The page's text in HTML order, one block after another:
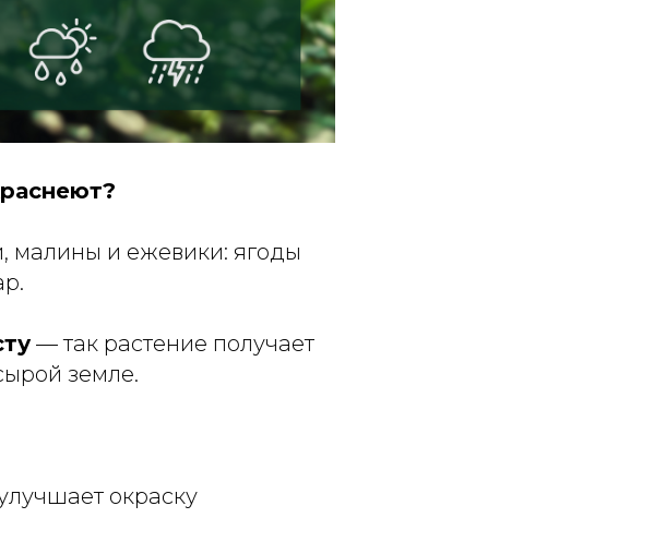
малины и ежевики: ягоды
— так растение получает
земле.
окраску